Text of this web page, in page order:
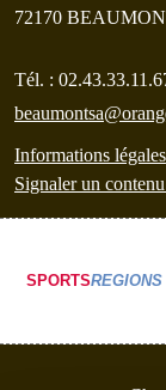
72170
Tél. :
Informations légales
Signaler un
SPORTSREGIONS